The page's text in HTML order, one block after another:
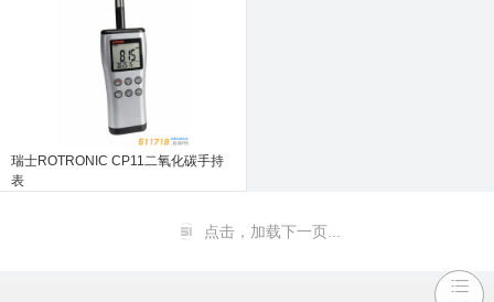
瑞士ROTRONIC CP11二氧化碳手持
表